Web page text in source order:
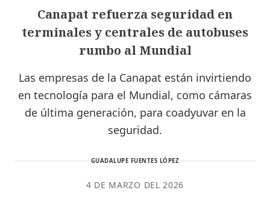
Canapat refuerza seguridad en
terminales y centrales de autobuses
rumbo al Mundial
Las empresas de la Canapat están invirtiendo
en tecnología para el Mundial, como cámaras
de última generación, para coadyuvar en la
seguridad.
GUADALUPE FUENTES LÓPEZ
4 DE MARZO DEL 2026